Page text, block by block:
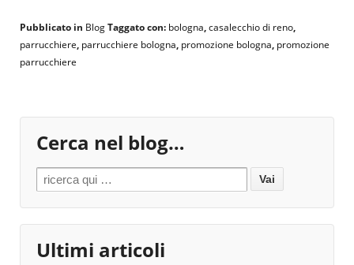
Pubblicato in BlogTaggato con: bologna,casalecchio di reno,
parrucchiere, parrucchiere bologna, promozione bologna, promozione
parrucchiere
Cerca nel blog…
Search for:
Ultimi articoli